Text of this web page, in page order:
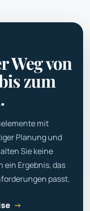
Weg von
zum
mit
Planung und
Sie keine
ein Ergebnis, das
passt.
→